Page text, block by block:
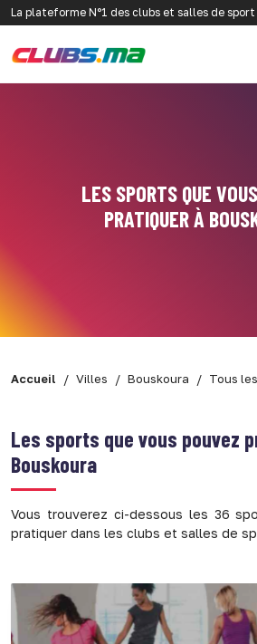
La plateforme N°1 des clubs et salles de sport
LES SPORTS QUE
PRATIQUER À
Accueil Villes Bouskoura Tous
Les sports que vous pouvez
Bouskoura
Vous trouverez ci-dessous les 36
pratiquer dans les clubs et salles de